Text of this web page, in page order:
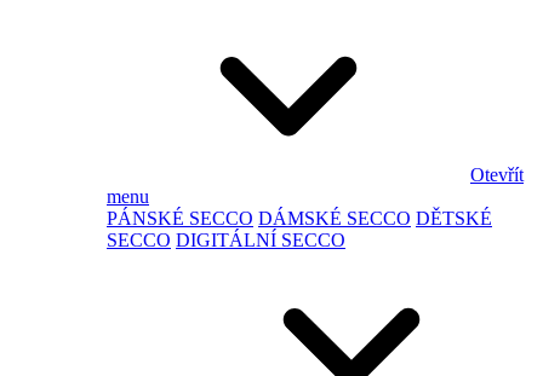
Otevřít
menu
PÁNSKÉ SECCO DÁMSKÉ SECCO DĚTSKÉ
SECCO DIGITÁLNÍ SECCO